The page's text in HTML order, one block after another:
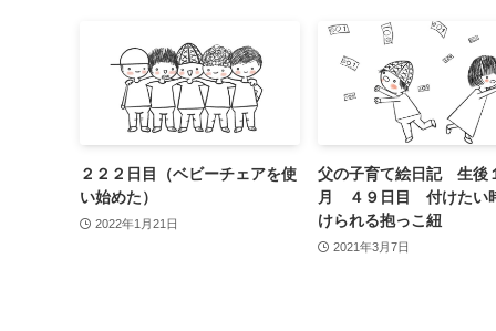
２２２日目（ベビーチェアを使
い始めた）
2022年1月21日
父の子育て絵日記 生後
月 ４９日目 付けたい
けられる抱っこ紐
2021年3月7日